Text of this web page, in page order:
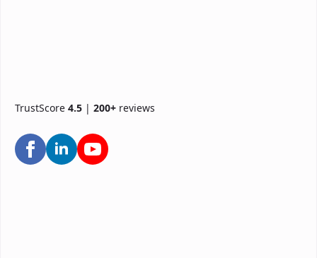
TrustScore 4.5 | 200+ reviews